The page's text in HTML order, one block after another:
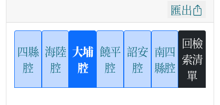
匯出
四縣
腔
海陸
腔
大埔
腔
饒平
腔
詔安
腔
南四
縣腔
回檢
索清
單